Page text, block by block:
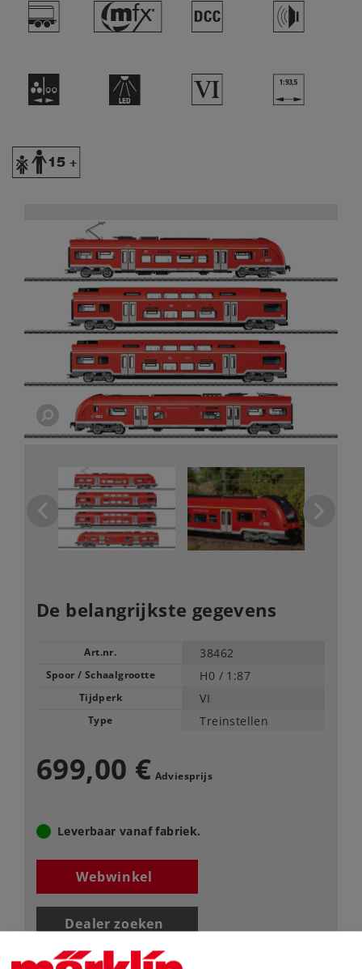
= # § h
N + 8 }
Y
De belangrijkste gegevens
Art.nr. 38462
Spoor / Schaalgrootte H0 / 1:87
Tijdperk VI
Type Treinstellen
699,00 € Adviesprijs
Leverbaar vanaf fabriek.
Webwinkel
Dealer zoeken
Downloads